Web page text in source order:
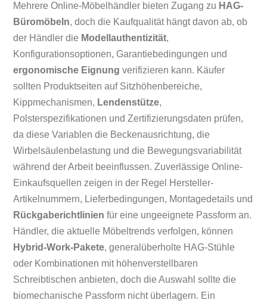
Mehrere Online-Möbelhändler bieten Zugang zu HAG-
Büromöbeln, doch die Kaufqualität hängt davon ab, ob
der Händler die Modellauthentizität,
Konfigurationsoptionen, Garantiebedingungen und
ergonomische Eignung verifizieren kann. Käufer
sollten Produktseiten auf Sitzhöhenbereiche,
Kippmechanismen, Lendenstütze,
Polsterspezifikationen und Zertifizierungsdaten prüfen,
da diese Variablen die Beckenausrichtung, die
Wirbelsäulenbelastung und die Bewegungsvariabilität
während der Arbeit beeinflussen. Zuverlässige Online-
Einkaufsquellen zeigen in der Regel Hersteller-
Artikelnummern, Lieferbedingungen, Montagedetails und
Rückgaberichtlinien für eine ungeeignete Passform an.
Händler, die aktuelle Möbeltrends verfolgen, können
Hybrid-Work-Pakete, generalüberholte HAG-Stühle
oder Kombinationen mit höhenverstellbaren
Schreibtischen anbieten, doch die Auswahl sollte die
biomechanische Passform nicht überlagern. Ein